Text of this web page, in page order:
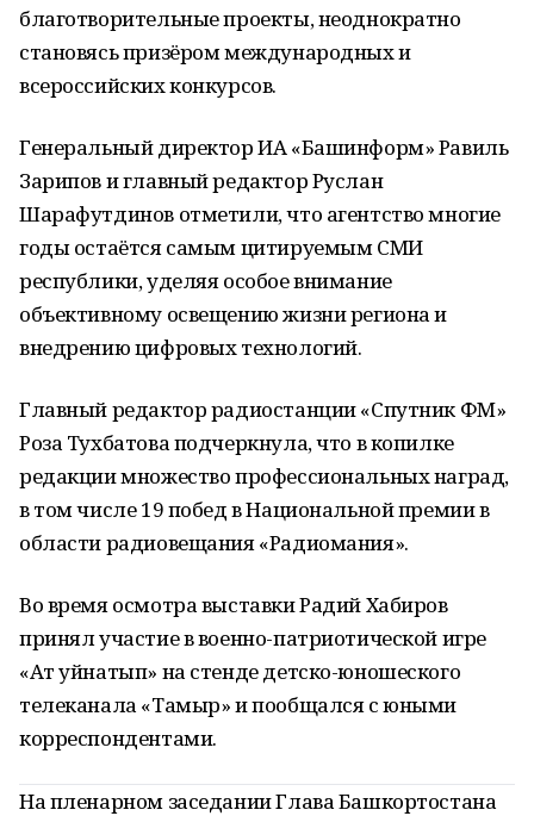
благотворительные проекты, неоднократно
становясь призёром международных и
всероссийских конкурсов.
Генеральный директор ИА «Башинформ» Равиль
Зарипов и главный редактор Руслан
Шарафутдинов отметили, что агентство многие
годы остаётся самым цитируемым СМИ
республики, уделяя особое внимание
объективному освещению жизни региона и
внедрению цифровых технологий.
Главный редактор радиостанции «Спутник ФМ»
Роза Тухбатова подчеркнула, что в копилке
редакции множество профессиональных наград,
в том числе 19 побед в Национальной премии в
области радиовещания «Радиомания».
Во время осмотра выставки Радий Хабиров
принял участие в военно-патриотической игре
«Ат уйнатып» на стенде детско-юношеского
телеканала «Тамыр» и пообщался с юными
корреспондентами.
На пленарном заседании Глава Башкортостана